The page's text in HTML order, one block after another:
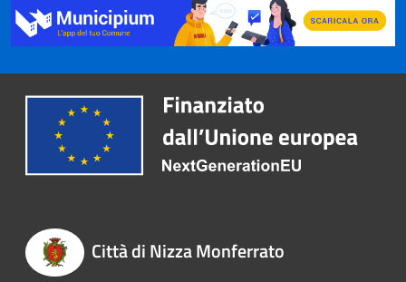
Città di Nizza Monferrato